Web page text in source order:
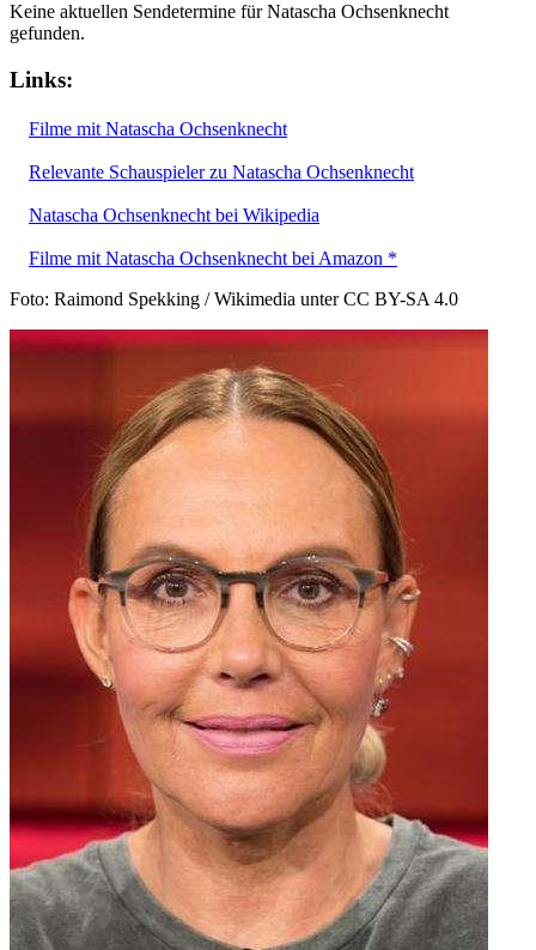
Keine aktuellen Sendetermine für Natascha Ochsenknecht
gefunden.
Links:
Filme mit Natascha Ochsenknecht
Relevante Schauspieler zu Natascha Ochsenknecht
Natascha Ochsenknecht bei Wikipedia
Filme mit Natascha Ochsenknecht bei Amazon *
Foto: Raimond Spekking / Wikimedia unter CC BY-SA 4.0